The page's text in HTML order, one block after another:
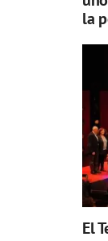
la
El